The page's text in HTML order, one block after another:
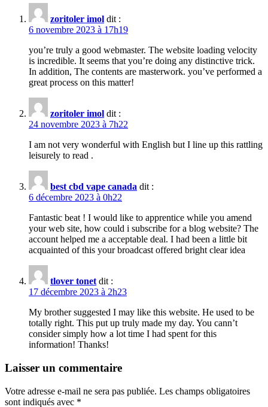
zoritoler imol dit :
6 novembre 2023 à 17h19
you’re truly a good webmaster. The website loading velocity
is incredible. It seems that you’re doing any distinctive trick.
In addition, The contents are masterwork. you’ve performed a
great process on this matter!
zoritoler imol dit :
24 novembre 2023 à 7h22
I am not very wonderful with English but I line up this rattling
leisurely to read .
best cbd vape canada dit :
6 décembre 2023 à 0h22
Fantastic beat ! I would like to apprentice while you amend
your web site, how could i subscribe for a blog website? The
account helped me a acceptable deal. I had been a little bit
acquainted of this your broadcast offered bright clear idea
tlover tonet dit :
17 décembre 2023 à 2h23
My brother suggested I may like this website. He used to be
totally right. This put up truly made my day. You cann’t
consider simply how a lot time I had spent for this
information! Thanks!
Laisser un commentaire
Votre adresse e-mail ne sera pas publiée. Les champs obligatoires
sont indiqués avec *